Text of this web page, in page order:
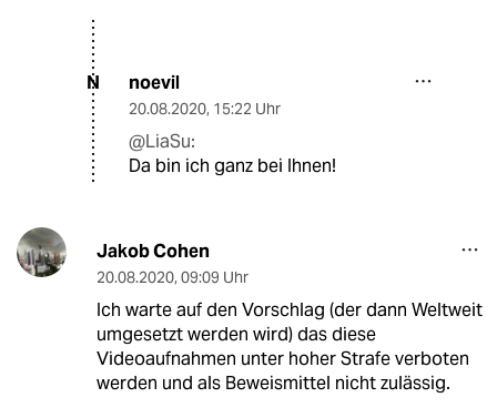
N noevil
20.08.2020, 15:22 Uhr
@LiaSu:
Da bin ich ganz bei Ihnen!
Jakob Cohen
20.08.2020, 09:09 Uhr
Ich warte auf den Vorschlag (der dann Weltweit
umgesetzt werden wird) das diese
Videoaufnahmen unter hoher Strafe verboten
werden und als Beweismittel nicht zulässig.